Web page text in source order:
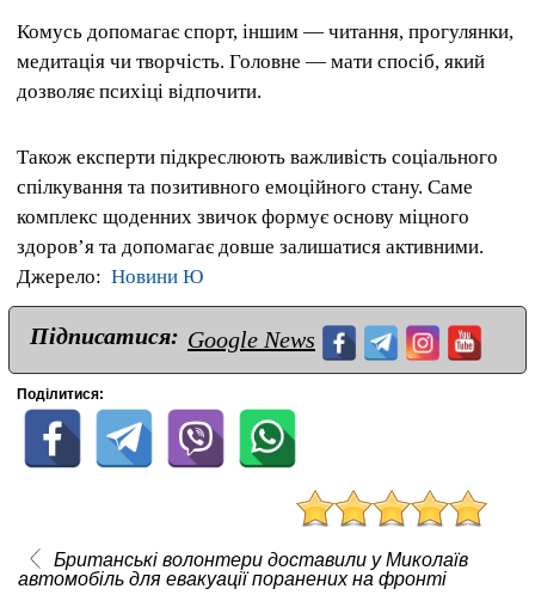
Комусь допомагає спорт, іншим — читання, прогулянки,
медитація чи творчість. Головне — мати спосіб, який
дозволяє психіці відпочити.
Також експерти підкреслюють важливість соціального
спілкування та позитивного емоційного стану. Саме
комплекс щоденних звичок формує основу міцного
здоров’я та допомагає довше залишатися активними.
Джерело: Новини Ю
Підписатися: Google News
Поділитися:
Британські волонтери доставили у Миколаїв
автомобіль для евакуації поранених на фронті